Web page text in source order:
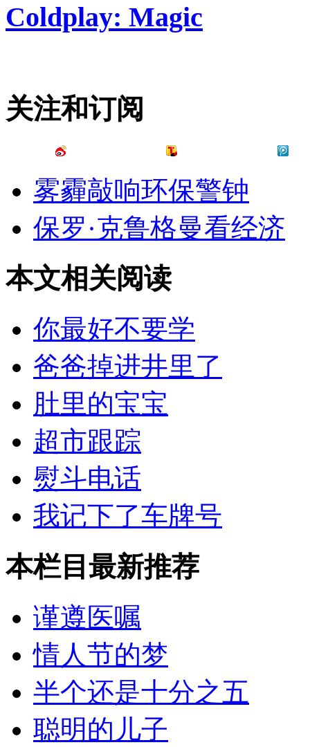
Coldplay: Magic
关注和订阅
雾霾敲响环保警钟
保罗·克鲁格曼看经济
本文相关阅读
你最好不要学
爸爸掉进井里了
肚里的宝宝
超市跟踪
熨斗电话
我记下了车牌号
本栏目最新推荐
谨遵医嘱
情人节的梦
半个还是十分之五
聪明的儿子